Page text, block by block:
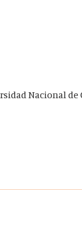
Nacional de